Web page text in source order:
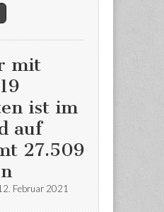
mit
ist im
auf
27.509
Februar 2021